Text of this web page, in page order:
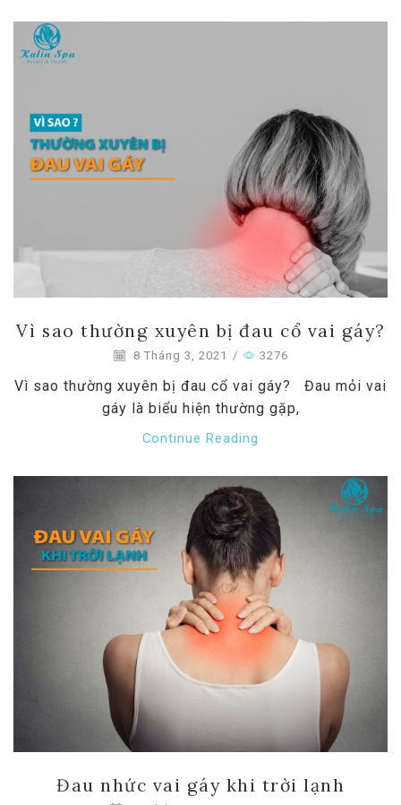
Vì sao thường xuyên bị đau cổ vai gáy?
8 Tháng 3, 2021 / 3276
Vì sao thường xuyên bị đau cổ vai gáy? Đau mỏi vai
gáy là biểu hiện thường gặp,
Continue Reading
Đau nhức vai gáy khi trời lạnh